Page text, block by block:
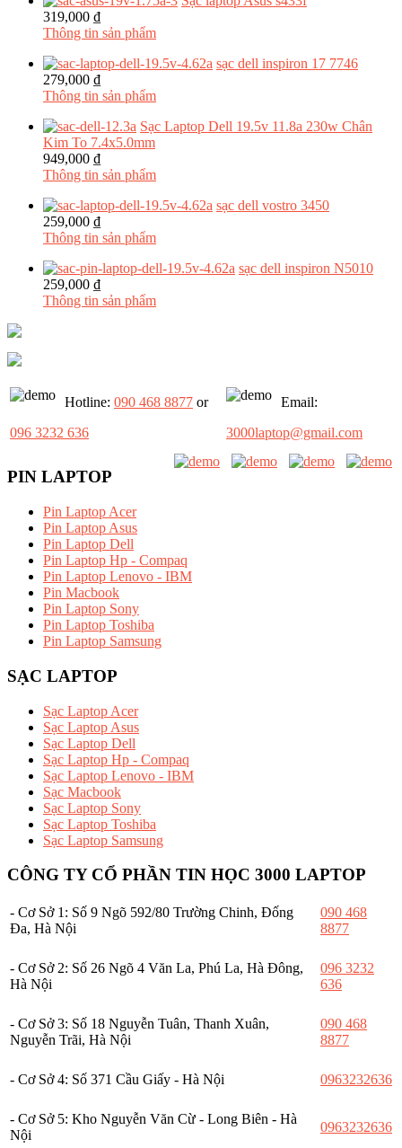
319,000 ₫
Thông tin sản phẩm
sạc dell inspiron 17 7746
279,000 ₫
Thông tin sản phẩm
Sạc Laptop Dell 19.5v 11.8a 230w Chân
Kim To 7.4x5.0mm
949,000 ₫
Thông tin sản phẩm
sạc dell vostro 3450
259,000 ₫
Thông tin sản phẩm
sạc dell inspiron N5010
259,000 ₫
Thông tin sản phẩm
Hotline: 090 468 8877 or
096 3232 636
Email:
3000laptop@gmail.com
PIN LAPTOP
Pin Laptop Acer
Pin Laptop Asus
Pin Laptop Dell
Pin Laptop Hp - Compaq
Pin Laptop Lenovo - IBM
Pin Macbook
Pin Laptop Sony
Pin Laptop Toshiba
Pin Laptop Samsung
SẠC LAPTOP
Sạc Laptop Acer
Sạc Laptop Asus
Sạc Laptop Dell
Sạc Laptop Hp - Compaq
Sạc Laptop Lenovo - IBM
Sạc Macbook
Sạc Laptop Sony
Sạc Laptop Toshiba
Sạc Laptop Samsung
CÔNG TY CỔ PHẦN TIN HỌC 3000 LAPTOP
- Cơ Sở 1: Số 9 Ngõ 592/80 Trường Chinh, Đống
Đa, Hà Nội
090 468
8877
- Cơ Sở 2: Số 26 Ngõ 4 Văn La, Phú La, Hà Đông,
Hà Nội
096 3232
636
- Cơ Sở 3: Số 18 Nguyễn Tuân, Thanh Xuân,
Nguyễn Trãi, Hà Nội
090 468
8877
- Cơ Sở 4: Số 371 Cầu Giấy - Hà Nội 0963232636
- Cơ Sở 5: Kho Nguyễn Văn Cừ - Long Biên - Hà
Nội
0963232636